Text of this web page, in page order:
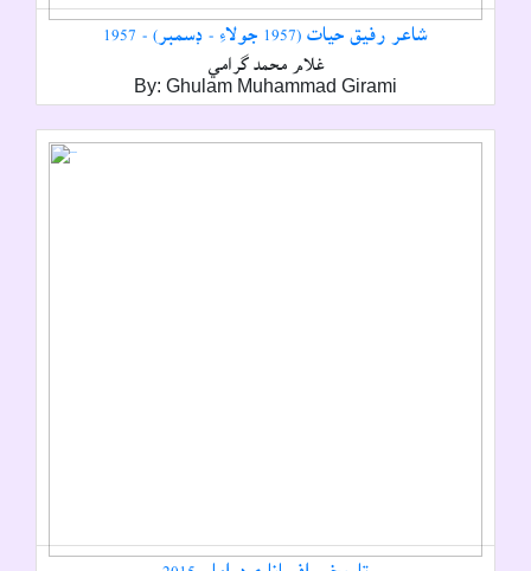
شاعر رفيق حيات (1957 جولاءِ - ڊسمبر) - 1957
غلام محمد گرامي
By: Ghulam Muhammad Girami
تاريخي افسانا ۽ ڊراما - 2015